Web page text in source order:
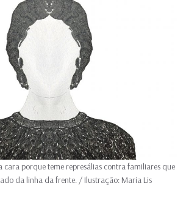
cara porque teme represálias contra familiares que
da linha da frente. / Ilustração: Maria Lis